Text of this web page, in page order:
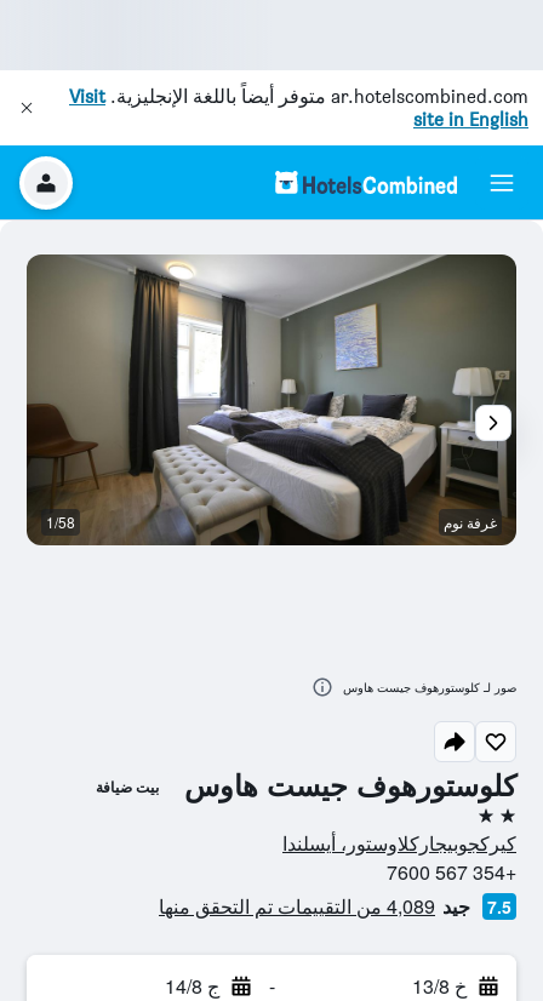
ar.hotelscombined.com متوفر أيضاً باللغة الإنجليزية.Visit
site in English
كلوستورهوف جيست هاوس بيت ضيافة
2 نجمتين
كيركجوبيجاركلاوستور، أيسلندا
+354 567 7600
7.5 جيد 4,089 من التقييمات تم التحقق منها
خ 13/8 - ج 14/8
غرفة نوم 1/58
صور لـ كلوستورهوف جيست هاوس